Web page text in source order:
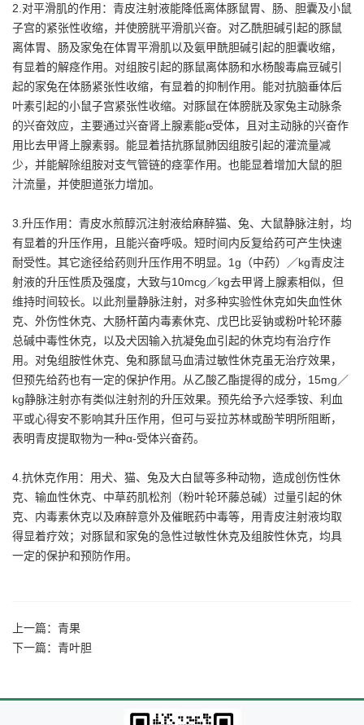
2.对平滑肌的作用：青皮注射液能降低离体豚鼠胃、肠、胆囊及小鼠
子宫的紧张性收缩，并使膀胱平滑肌兴奋。对乙酰胆碱引起的豚鼠
离体胃、肠及家兔在体胃平滑肌以及氨甲酰胆碱引起的胆囊收缩，
有显着的解痉作用。对组胺引起的豚鼠离体肠和水杨酸毒扁豆碱引
起的家兔在体肠紧张性收缩，有显着的抑制作用。能对抗脑垂体后
叶素引起的小鼠子宫紧张性收缩。对豚鼠在体膀胱及家兔主动脉条
的兴奋效应，主要通过兴奋肾上腺素能α受体，且对主动脉的兴奋作
用比去甲肾上腺素弱。能显着拮抗豚鼠肺因组胺引起的灌流量减
少，并能解除组胺对支气管链的痉挛作用。也能显着增加大鼠的胆
汁流量，并使胆道张力增加。
3.升压作用：青皮水煎醇沉注射液给麻醉猫、兔、大鼠静脉注射，均
有显着的升压作用，且能兴奋呼吸。短时间内反复给药可产生快速
耐受性。其它途径给药则升压作用不明显。1g（中药）／kg青皮注
射液的升压性质及强度，大致与10mcg／kg去甲肾上腺素相似，但
维持时间较长。以此剂量静脉注射，对多种实验性休克如失血性休
克、外伤性休克、大肠杆菌内毒素休克、戊巴比妥钠或粉叶轮环藤
总碱中毒性休克，以及犬因输入抗凝兔血引起的休克均有治疗作
用。对兔组胺性休克、兔和豚鼠马血清过敏性休克虽无治疗效果，
但预先给药也有一定的保护作用。从乙酸乙酯提得的成分，15mg／
kg静脉注射亦有类似注射剂的升压效果。预先给予六烃季铵、利血
平或心得安不影响其升压作用，但可与妥拉苏林或酚苄明所阻断，
表明青皮提取物为一种α-受体兴奋药。
4.抗休克作用：用犬、猫、兔及大白鼠等多种动物，造成创伤性休
克、输血性休克、中草药肌松剂（粉叶轮环藤总碱）过量引起的休
克、内毒素休克以及麻醉意外及催眠药中毒等，用青皮注射液均取
得显着疗效；对豚鼠和家兔的急性过敏性休克及组胺性休克，均具
一定的保护和预防作用。
上一篇： 青果
下一篇： 青叶胆